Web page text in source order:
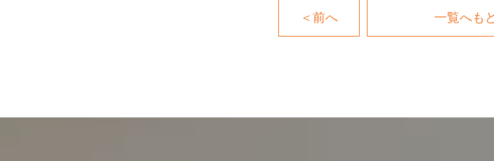
＜前へ 一覧へも